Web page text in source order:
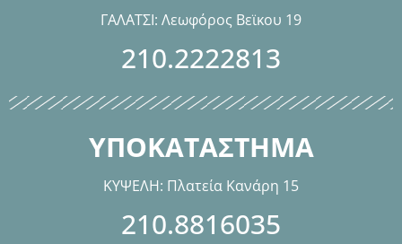
ΓΑΛΑΤΣΙ: Λεωφόρος Βεϊκου 19
210.2222813
ΥΠΟΚΑΤΑΣΤΗΜΑ
ΚΥΨΕΛΗ: Πλατεία Κανάρη 15
210.8816035